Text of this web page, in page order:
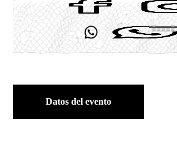
Datos del evento